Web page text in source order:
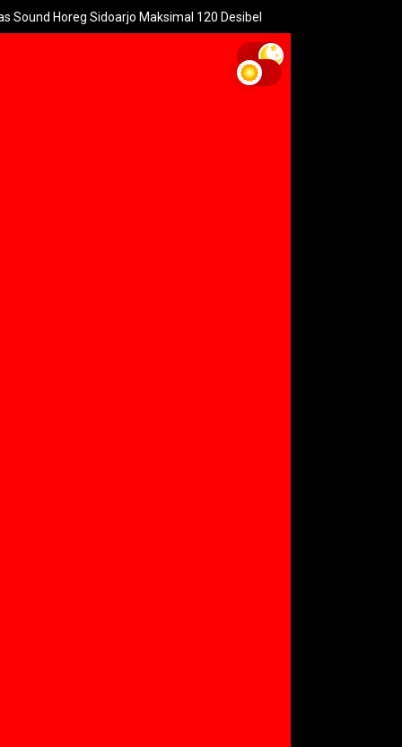
Sidoarjo Maksimal 120 Desibel Menteri PPPA: Festival